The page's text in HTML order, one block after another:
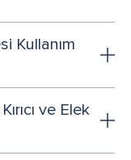
Kullanım
ve Elek